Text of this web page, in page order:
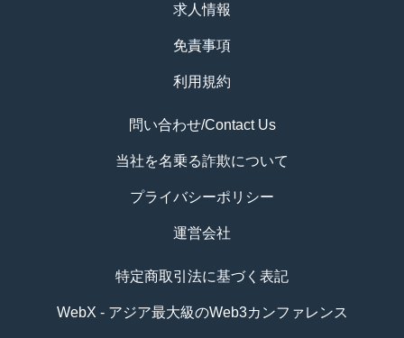
求人情報
免責事項
利用規約
問い合わせ/Contact Us
当社を名乗る詐欺について
プライバシーポリシー
運営会社
特定商取引法に基づく表記
WebX - アジア最大級のWeb3カンファレンス